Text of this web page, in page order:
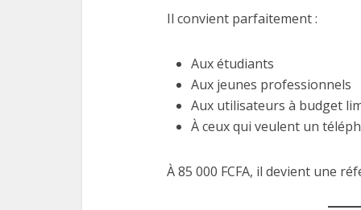
Il convient parfaitement :
Aux étudiants
Aux jeunes professionnels
Aux utilisateurs à budget
À ceux qui veulent un
À 85 000 FCFA, il devient une